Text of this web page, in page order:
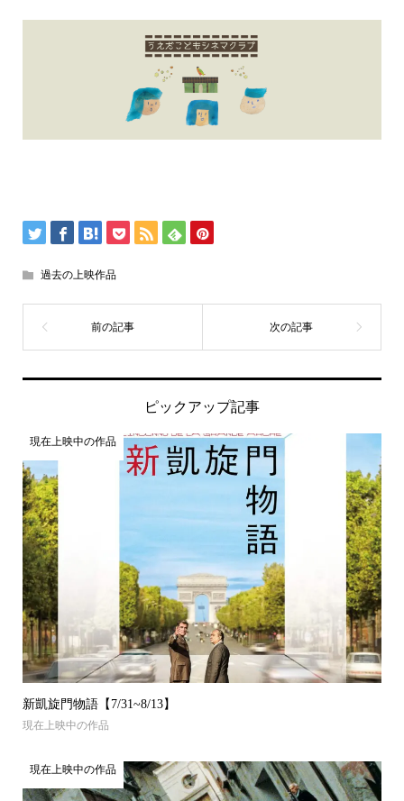
過去の上映作品
ピックアップ記事
現在上映中の作品
新凱旋門物語【7/31~8/13】
現在上映中の作品
現在上映中の作品